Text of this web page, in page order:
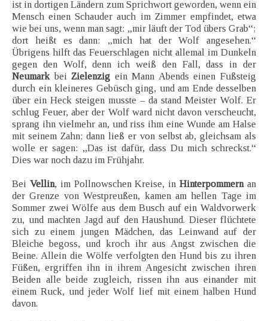
ist in dortigen Ländern zum Sprichwort geworden, wenn ein
Mensch einen Schauder auch im Zimmer empfindet, etwa
wie bei uns, wenn man sagt: „mir läuft der Tod übers Grab“;
dort heißt es dann: „mich hat der Wolf angesehen.“
Übrigens hilft das Feuerschlagen nicht allemal im Dunkeln
gegen den Wolf, denn ich weiß den Fall, dass in der
NeumarkbeiZielenzig ein Mann Abends einen Fußsteig
durch ein kleineres Gebüsch ging, und am Ende desselben
über ein Heck steigen musste – da stand Meister Wolf. Er
schlug Feuer, aber der Wolf ward nicht davon verscheucht,
sprang ihn vielmehr an, und riss ihm eine Wunde am Halse
mit seinem Zahn; dann ließ er von selbst ab, gleichsam als
wolle er sagen: „Das ist dafür, dass Du mich schreckst.“
Dies war noch dazu im Frühjahr.
Bei Vellin, im Pollnowschen Kreise, inHinterpommernan
der Grenze von Westpreußen, kamen am hellen Tage im
Sommer zwei Wölfe aus dem Busch auf ein Waldvorwerk
zu, und machten Jagd auf den Haushund. Dieser flüchtete
sich zu einem jungen Mädchen, das Leinwand auf der
Bleiche begoss, und kroch ihr aus Angst zwischen die
Beine. Allein die Wölfe verfolgten den Hund bis zu ihren
Füßen, ergriffen ihn in ihrem Angesicht zwischen ihren
Beiden alle beide zugleich, rissen ihn aus einander mit
einem Ruck, und jeder Wolf lief mit einem halben Hund
davon.